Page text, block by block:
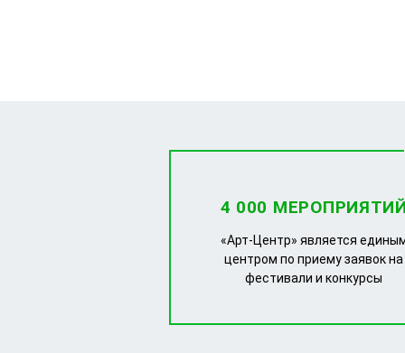
4 000
«Арт-Центр» является
центром по приему заявок на
фестивали и конкурсы